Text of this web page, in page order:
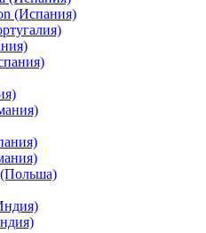
(Испания)